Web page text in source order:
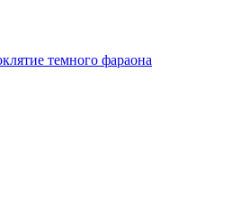
темного фараона